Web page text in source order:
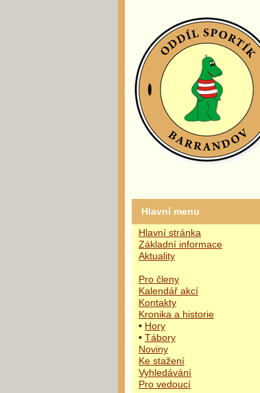
Hlavní menu
Hlavní stránka
Základní informace
Aktuality
Pro členy
Kalendář akcí
Kontakty
Kronika a historie
• Hory
• Tábory
Noviny
Ke stažení
Vyhledávání
Pro vedoucí